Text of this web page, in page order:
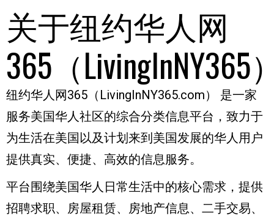
关于纽约华人网
365（LivingInNY365
纽约华人网365（LivingInNY365.com）
是一家
服务美国华人社区的综合分类信息平台，致力于
为生活在美国以及计划来到美国发展的华人用户
提供真实、便捷、高效的信息服务。
平台围绕美国华人日常生活中的核心需求，提供
招聘求职、房屋租赁、房地产信息、二手交易、